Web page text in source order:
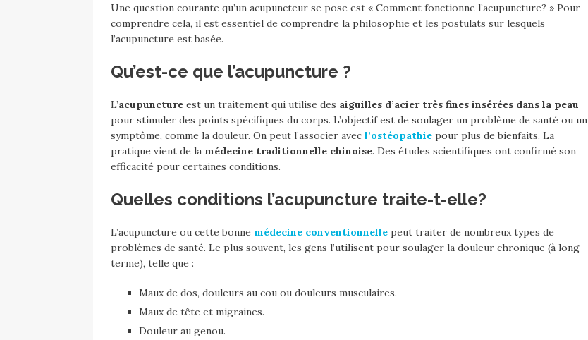
Une question courante qu’un acupuncteur se pose est « Comment fonctionne l’acupuncture? » Pour
comprendre cela, il est essentiel de comprendre la philosophie et les postulats sur lesquels
l’acupuncture est basée.
Qu’est-ce que l’acupuncture ?
L’acupuncture est un traitement qui utilise des aiguilles d’acier très fines insérées dans la peau
pour stimuler des points spécifiques du corps. L’objectif est de soulager un problème de santé ou un
symptôme, comme la douleur. On peut l’associer avec l’ostéopathie pour plus de bienfaits. La
pratique vient de la médecine traditionnelle chinoise. Des études scientifiques ont confirmé son
efficacité pour certaines conditions.
Quelles conditions l’acupuncture traite-t-elle?
L’acupuncture ou cette bonne médecine conventionnelle peut traiter de nombreux types de
problèmes de santé. Le plus souvent, les gens l’utilisent pour soulager la douleur chronique (à long
terme), telle que :
Maux de dos, douleurs au cou ou douleurs musculaires.
Maux de tête et migraines.
Douleur au genou.